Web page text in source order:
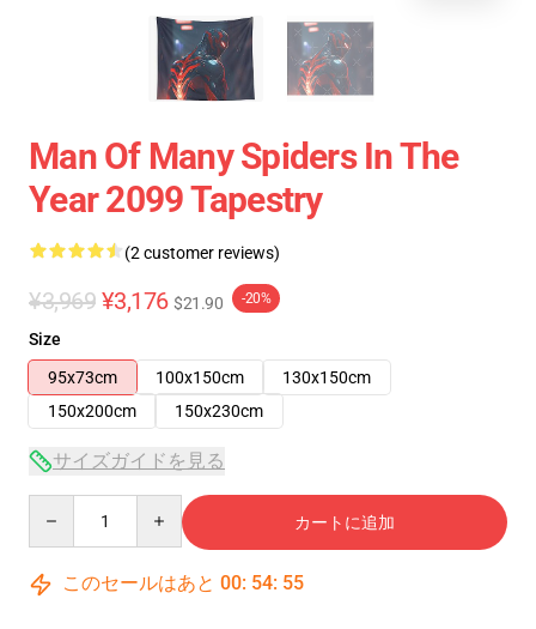
Man Of Many Spiders In The
Year 2099 Tapestry
(2 customer reviews)
¥3,969 ¥3,176 $21.90 -20%
Size
95x73cm
100x150cm
130x150cm
150x200cm
150x230cm
サイズガイドを見る
カートに追加
このセールはあと 00: 54: 55